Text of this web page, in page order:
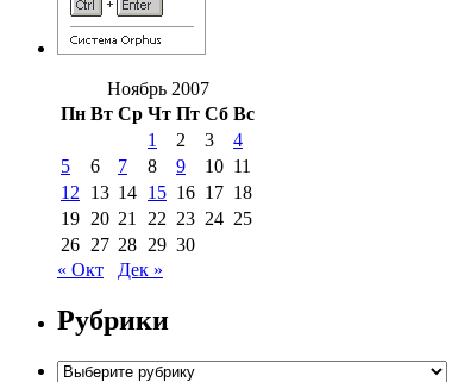
Ноябрь 2007
Пн Вт Ср Чт Пт Сб Вс
1
2 3
4
5
6 7 8 9 10 11
12
13 14 15 16 17 18
19 20 21 22 23 24 25
26 27 28 29 30
« Окт
Дек »
Рубрики
Рубрики